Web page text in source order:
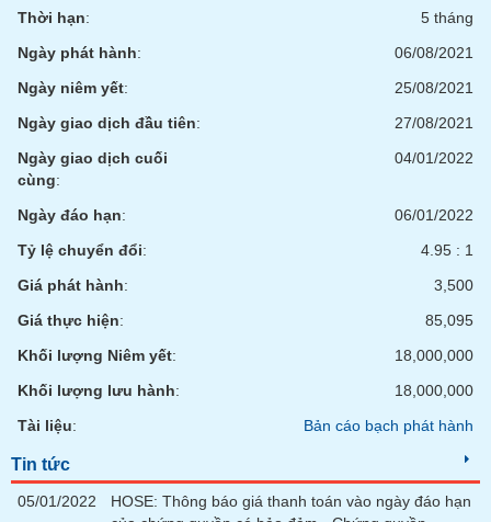
Thời hạn:
5 tháng
Ngày phát hành:
06/08/2021
Ngày niêm yết:
25/08/2021
Ngày giao dịch đầu tiên:
27/08/2021
Ngày giao dịch cuối
cùng:
04/01/2022
Ngày đáo hạn:
06/01/2022
Tỷ lệ chuyển đổi:
4.95 : 1
Giá phát hành:
3,500
Giá thực hiện:
85,095
Khối lượng Niêm yết:
18,000,000
Khối lượng lưu hành:
18,000,000
Tài liệu: Bản cáo bạch phát hành
Tin tức
05/01/2022
HOSE: Thông báo giá thanh toán vào ngày đáo hạn
liệu
chính